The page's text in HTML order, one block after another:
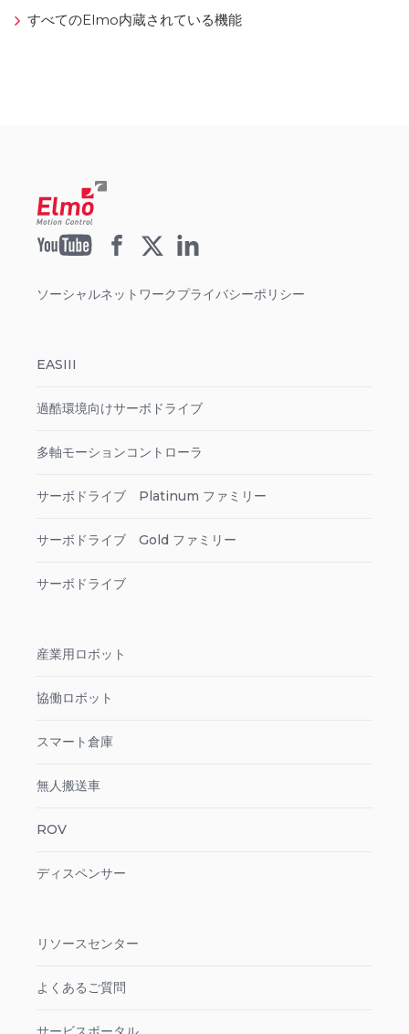
すべてのElmo内蔵されている機能
ソーシャルネットワークプライバシーポリシー
EASIII
過酷環境向けサーボドライブ
多軸モーションコントローラ
サーボドライブ Platinum ファミリー
サーボドライブ Gold ファミリー
サーボドライブ
産業用ロボット
協働ロボット
スマート倉庫
無人搬送車
ROV
ディスペンサー
リソースセンター
よくあるご質問